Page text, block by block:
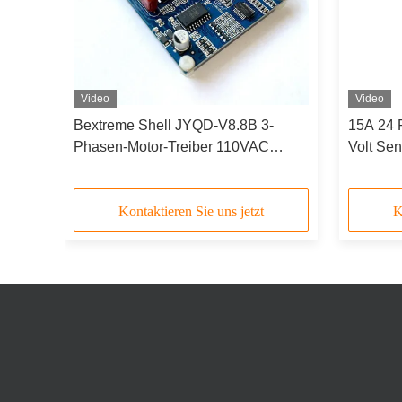
Video
Bextreme Shell JYQD-V8.8B 3-
Phasen-Motor-Treiber 110VAC
Treiber-Board
Kontaktieren Sie uns jetzt
Video
15A 24
Volt